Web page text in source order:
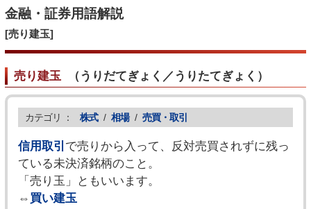
金融・証券用語解説
[売り建玉]
売り建玉（うりだてぎょく／うりたてぎょく ）
カテゴリ ： 株式 / 相場 / 売買・取引
信用取引 で売りから入って、反対売買されずに残っ
ている未決済銘柄のこと。
「売り玉」ともいいます。
⇔ 買い建玉